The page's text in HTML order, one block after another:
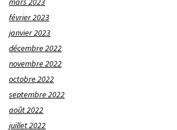
février 2023
janvier 2023
décembre 2022
novembre 2022
octobre 2022
septembre 2022
août 2022
juillet 2022